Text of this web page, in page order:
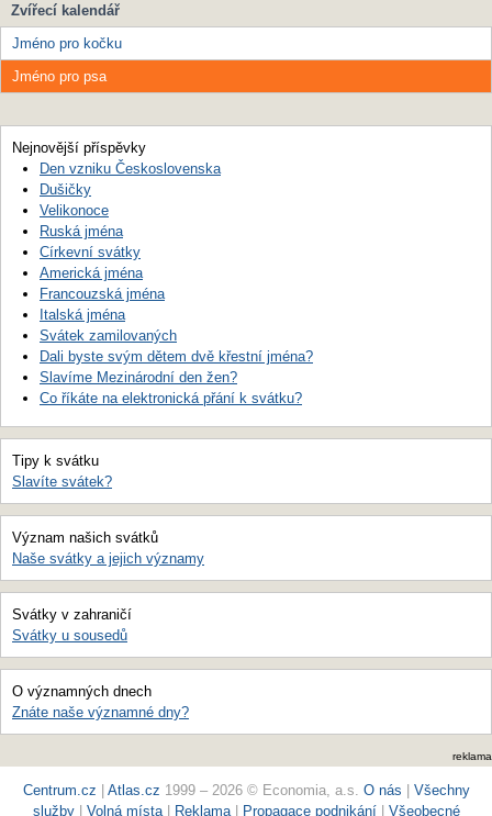
Zvířecí kalendář
Jméno pro kočku
Jméno pro psa
Nejnovější příspěvky
Den vzniku Československa
Dušičky
Velikonoce
Ruská jména
Církevní svátky
Americká jména
Francouzská jména
Italská jména
Svátek zamilovaných
Dali byste svým dětem dvě křestní jména?
Slavíme Mezinárodní den žen?
Co říkáte na elektronická přání k svátku?
Tipy k svátku
Slavíte svátek?
Význam našich svátků
Naše svátky a jejich významy
Svátky v zahraničí
Svátky u sousedů
O významných dnech
Znáte naše významné dny?
reklama
Centrum.cz Atlas.cz 1999 – 2026 © Economia, a.s. O nás
Všechny
služby
Volná místa| Reklama Propagace podnikání| Všeobecné